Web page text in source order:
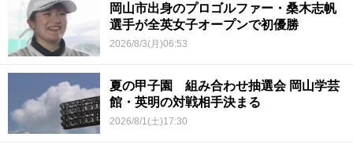
岡山市出身のプロゴルファー・桑木志帆
選手が全英女子オープンで初優勝
2026/8/3(月)06:53
夏の甲子園 組み合わせ抽選会 岡山学芸
館・英明の対戦相手決まる
2026/8/1(土)17:30